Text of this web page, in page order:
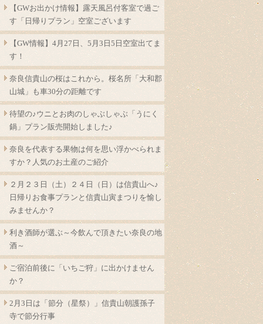
【GWお出かけ情報】露天風呂付客室で過ご
す「日帰りプラン」空室ございます
【GW情報】4月27日、5月3日5日空室出てま
す！
奈良信貴山の桜はこれから。桜名所「大和郡
山城」も車30分の距離です
待望の♪ウニとお肉のしゃぶしゃぶ「うにく
鍋」プラン販売開始しました♪
奈良を代表する果物は何を思い浮かべられま
すか？人気のお土産のご紹介
２月２３日（土）２４日（日）は信貴山へ♪
日帰りお食事プランと信貴山寅まつりを愉し
みませんか？
利き酒師が選ぶ～今飲んで頂きたい奈良の地
酒～
ご宿泊前後に「いちご狩」に出かけません
か？
2月3日は「節分（星祭）」信貴山朝護孫子
寺で節分行事